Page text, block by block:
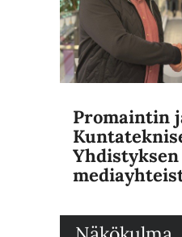
Promaintin
Yhdistyksen